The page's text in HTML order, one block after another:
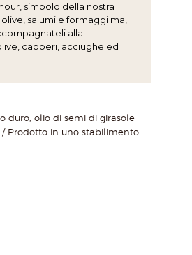
simbolo della nostra
salumi e formaggi ma,
alla
capperi, acciughe ed
duro, olio di semi di girasole
/ Prodotto in uno stabilimento